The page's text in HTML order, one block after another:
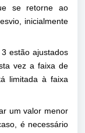
se retorne ao
inicialmente
estão ajustados
vez a faixa de
limitada à faixa
um valor menor
é necessário